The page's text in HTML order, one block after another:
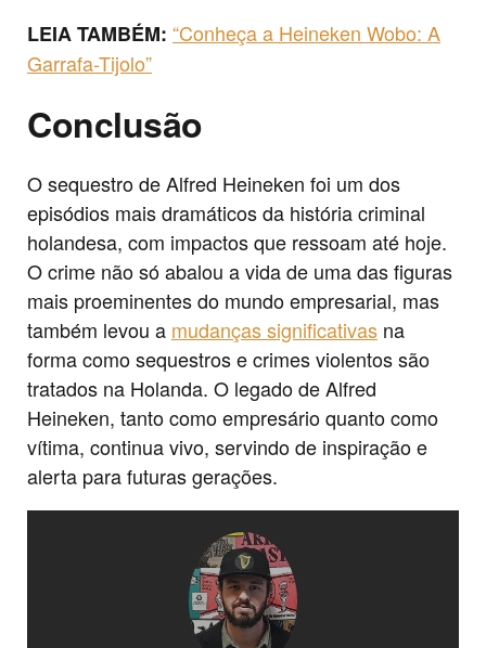
LEIA TAMBÉM: “Conheça a Heineken Wobo: A
Garrafa-Tijolo”
Conclusão
O sequestro de Alfred Heineken foi um dos
episódios mais dramáticos da história criminal
holandesa, com impactos que ressoam até hoje.
O crime não só abalou a vida de uma das figuras
mais proeminentes do mundo empresarial, mas
também levou a mudanças significativas na
forma como sequestros e crimes violentos são
tratados na Holanda. O legado de Alfred
Heineken, tanto como empresário quanto como
vítima, continua vivo, servindo de inspiração e
alerta para futuras gerações.